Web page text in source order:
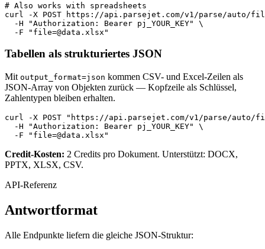
# Also works with spreadsheets
curl -X POST https://api.parsejet.com/v1/parse/auto/
  -H "Authorization: Bearer pj_YOUR_KEY" \
  -F "
file=@data.xlsx "
Tabellen als strukturiertes JSON
Mit output_format=json kommen CSV- und Excel-Zeilen als
JSON-Array von Objekten zurück — Kopfzeile als Schlüssel,
Zahlentypen bleiben erhalten.
curl -X POST "https://api.parsejet.com/v1/parse/auto/
  -H "Authorization: Bearer pj_YOUR_KEY" \
  -F "
file=@data.xlsx "
Credit-Kosten: 2 Credits pro Dokument. Unterstützt: DOCX,
PPTX, XLSX, CSV.
API-Referenz
Antwortformat
Alle Endpunkte liefern die gleiche JSON-Struktur: